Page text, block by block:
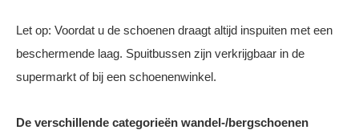
Let op: Voordat u de schoenen draagt altijd inspuiten met een
beschermende laag. Spuitbussen zijn verkrijgbaar in de
supermarkt of bij een schoenenwinkel.
De verschillende categorieën wandel-/bergschoenen